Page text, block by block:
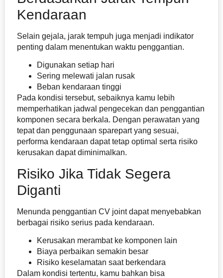
Kendaraan
Selain gejala, jarak tempuh juga menjadi indikator
penting dalam menentukan waktu penggantian.
Digunakan setiap hari
Sering melewati jalan rusak
Beban kendaraan tinggi
Pada kondisi tersebut, sebaiknya kamu lebih
memperhatikan jadwal pengecekan dan penggantian
komponen secara berkala. Dengan perawatan yang
tepat dan penggunaan sparepart yang sesuai,
performa kendaraan dapat tetap optimal serta risiko
kerusakan dapat diminimalkan.
Risiko Jika Tidak Segera
Diganti
Menunda penggantian CV joint dapat menyebabkan
berbagai risiko serius pada kendaraan.
Kerusakan merambat ke komponen lain
Biaya perbaikan semakin besar
Risiko keselamatan saat berkendara
Dalam kondisi tertentu, kamu bahkan bisa